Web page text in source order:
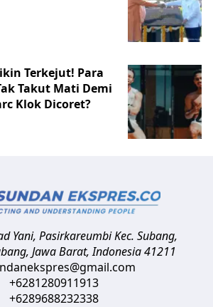
Terkejut! Para
Takut Mati Demi
Klok Dicoret?
Yani, Pasirkareumbi Kec. Subang,
Jawa Barat,Indonesia41211
+6281280911913
+6289688232338